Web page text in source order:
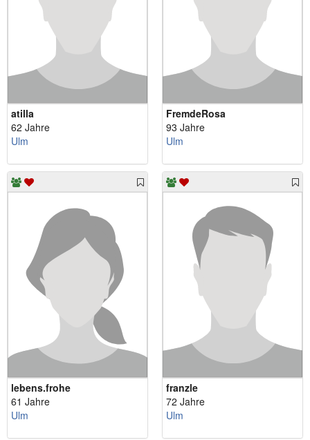
atilla
62 Jahre
Ulm
FremdeRosa
93 Jahre
Ulm
lebens.frohe
61 Jahre
Ulm
franzle
72 Jahre
Ulm